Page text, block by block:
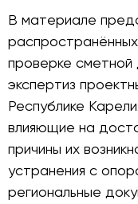
В материале
проверке
экспертиз
Республике
влияющие на
причины их
устранения с
региональные